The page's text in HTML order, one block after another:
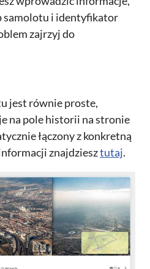
samolotu i identyfikator
zajrzyj do
jest równie proste,
na pole historii na stronie
łączony z konkretną
znajdziesztutaj.